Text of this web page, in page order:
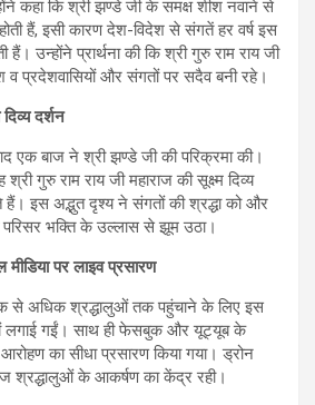
कहा कि श्री झण्डे जी के समक्ष शीश नवाने से
हैं, इसी कारण देश-विदेश से संगतें हर वर्ष इस
हैं। उन्होंने प्रार्थना की कि श्री गुरु राम राय जी
व प्रदेशवासियों और संगतों पर सदैव बनी रहे।
दर्शन
एक बाज ने श्री झण्डे जी की परिक्रमा की।
श्री गुरु राम राय जी महाराज की सूक्ष्म दिव्य
हैं। इस अद्भुत दृश्य ने संगतों की श्रद्धा को और
परिसर भक्ति के उल्लास से झूम उठा।
पर लाइव प्रसारण
से अधिक श्रद्धालुओं तक पहुंचाने के लिए इस
लगाई गईं। साथ ही फेसबुक और यूट्यूब के
का सीधा प्रसारण किया गया। ड्रोन
श्रद्धालुओं के आकर्षण का केंद्र रही।